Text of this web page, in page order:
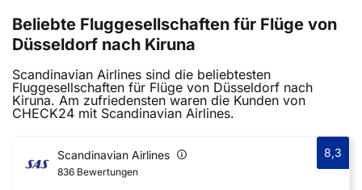
Beliebte Fluggesellschaften für Flüge von
Düsseldorf nach Kiruna
Scandinavian Airlines sind die beliebtesten
Fluggesellschaften für Flüge von Düsseldorf nach
Kiruna. Am zufriedensten waren die Kunden von
CHECK24 mit Scandinavian Airlines.
Scandinavian Airlines
836 Bewertungen
8,3